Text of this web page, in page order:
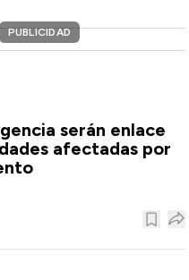
PUBLICIDAD
serán enlace
afectadas por